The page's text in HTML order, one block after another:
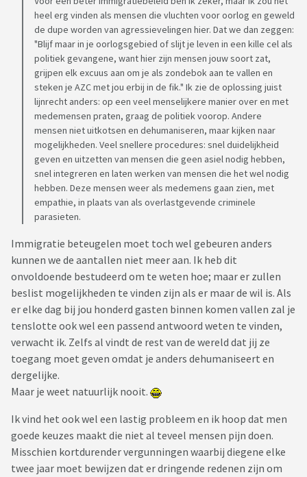
heel erg vinden als mensen die vluchten voor oorlog en geweld
de dupe worden van agressievelingen hier. Dat we dan zeggen:
"Blijf maar in je oorlogsgebied of slijt je leven in een kille cel als
politiek gevangene, want hier zijn mensen jouw soort zat,
grijpen elk excuus aan om je als zondebok aan te vallen en
steken je AZC met jou erbij in de fik." Ik zie de oplossing juist
lijnrecht anders: op een veel menselijkere manier over en met
medemensen praten, graag de politiek voorop. Andere
mensen niet uitkotsen en dehumaniseren, maar kijken naar
mogelijkheden. Veel snellere procedures: snel duidelijkheid
geven en uitzetten van mensen die geen asiel nodig hebben,
snel integreren en laten werken van mensen die het wel nodig
hebben. Deze mensen weer als medemens gaan zien, met
empathie, in plaats van als overlastgevende criminele
parasieten.
Immigratie beteugelen moet toch wel gebeuren anders
kunnen we de aantallen niet meer aan. Ik heb dit
onvoldoende bestudeerd om te weten hoe; maar er zullen
beslist mogelijkheden te vinden zijn als er maar de wil is. Als
er elke dag bij jou honderd gasten binnen komen vallen zal je
tenslotte ook wel een passend antwoord weten te vinden,
verwacht ik. Zelfs al vindt de rest van de wereld dat jij ze
toegang moet geven omdat je anders dehumaniseert en
dergelijke.
Maar je weet natuurlijk nooit.
Ik vind het ook wel een lastig probleem en ik hoop dat men
goede keuzes maakt die niet al teveel mensen pijn doen.
Misschien kortdurender vergunningen waarbij diegene elke
twee jaar moet bewijzen dat er dringende redenen zijn om